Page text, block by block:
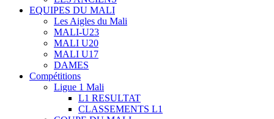
EQUIPES DU MALI
Les Aigles du Mali
MALI-U23
MALI U20
MALI U17
DAMES
Compétitions
Ligue 1 Mali
L1 RESULTAT
CLASSEMENTS L1